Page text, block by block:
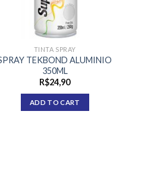
TINTA SPRAY
TEKBOND ALUMINIO
350ML
R$24,90
ADD TO CART